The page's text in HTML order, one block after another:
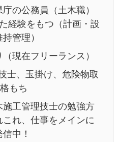
の公務員（土木職）
経験をもつ（計画・設
管理）
現在フリーランス）
士、玉掛け、危険物取
もち
工管理技士の勉強方
れ、仕事をメインに
中！